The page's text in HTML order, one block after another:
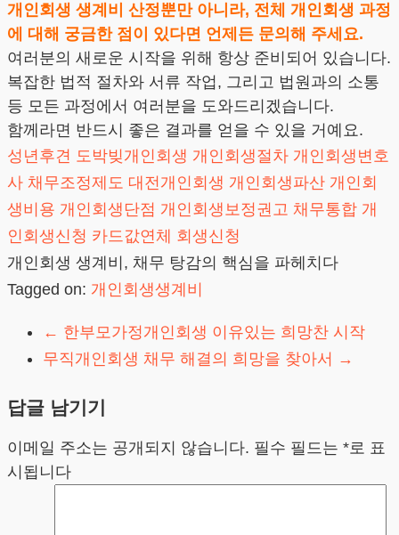
개인회생 생계비 산정뿐만 아니라, 전체 개인회생 과정
에 대해 궁금한 점이 있다면 언제든 문의해 주세요.
여러분의 새로운 시작을 위해 항상 준비되어 있습니다.
복잡한 법적 절차와 서류 작업, 그리고 법원과의 소통
등 모든 과정에서 여러분을 도와드리겠습니다.
함께라면 반드시 좋은 결과를 얻을 수 있을 거예요.
성년후견 도박빚개인회생 개인회생절차 개인회생변호
사 채무조정제도 대전개인회생 개인회생파산 개인회
생비용 개인회생단점 개인회생보정권고 채무통합 개
인회생신청 카드값연체
회생신청
개인회생 생계비, 채무 탕감의 핵심을 파헤치다
Tagged on: 개인회생생계비
← 한부모가정개인회생 이유있는 희망찬 시작
무직개인회생 채무 해결의 희망을 찾아서 →
답글 남기기
이메일 주소는 공개되지 않습니다. 필수 필드는 *로 표
시됩니다